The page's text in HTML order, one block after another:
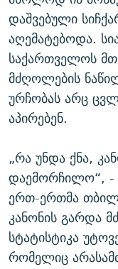
დაშვებული
აღემატებოდა.
საქართველოს
მძღოლების
ურჩობას არც
აპირებენ.
„რა უნდა ქნა,
დაემორჩილო“, -
ერთ-ერთმა
კანონის გარდა
სტატისტიკა
რომელიც